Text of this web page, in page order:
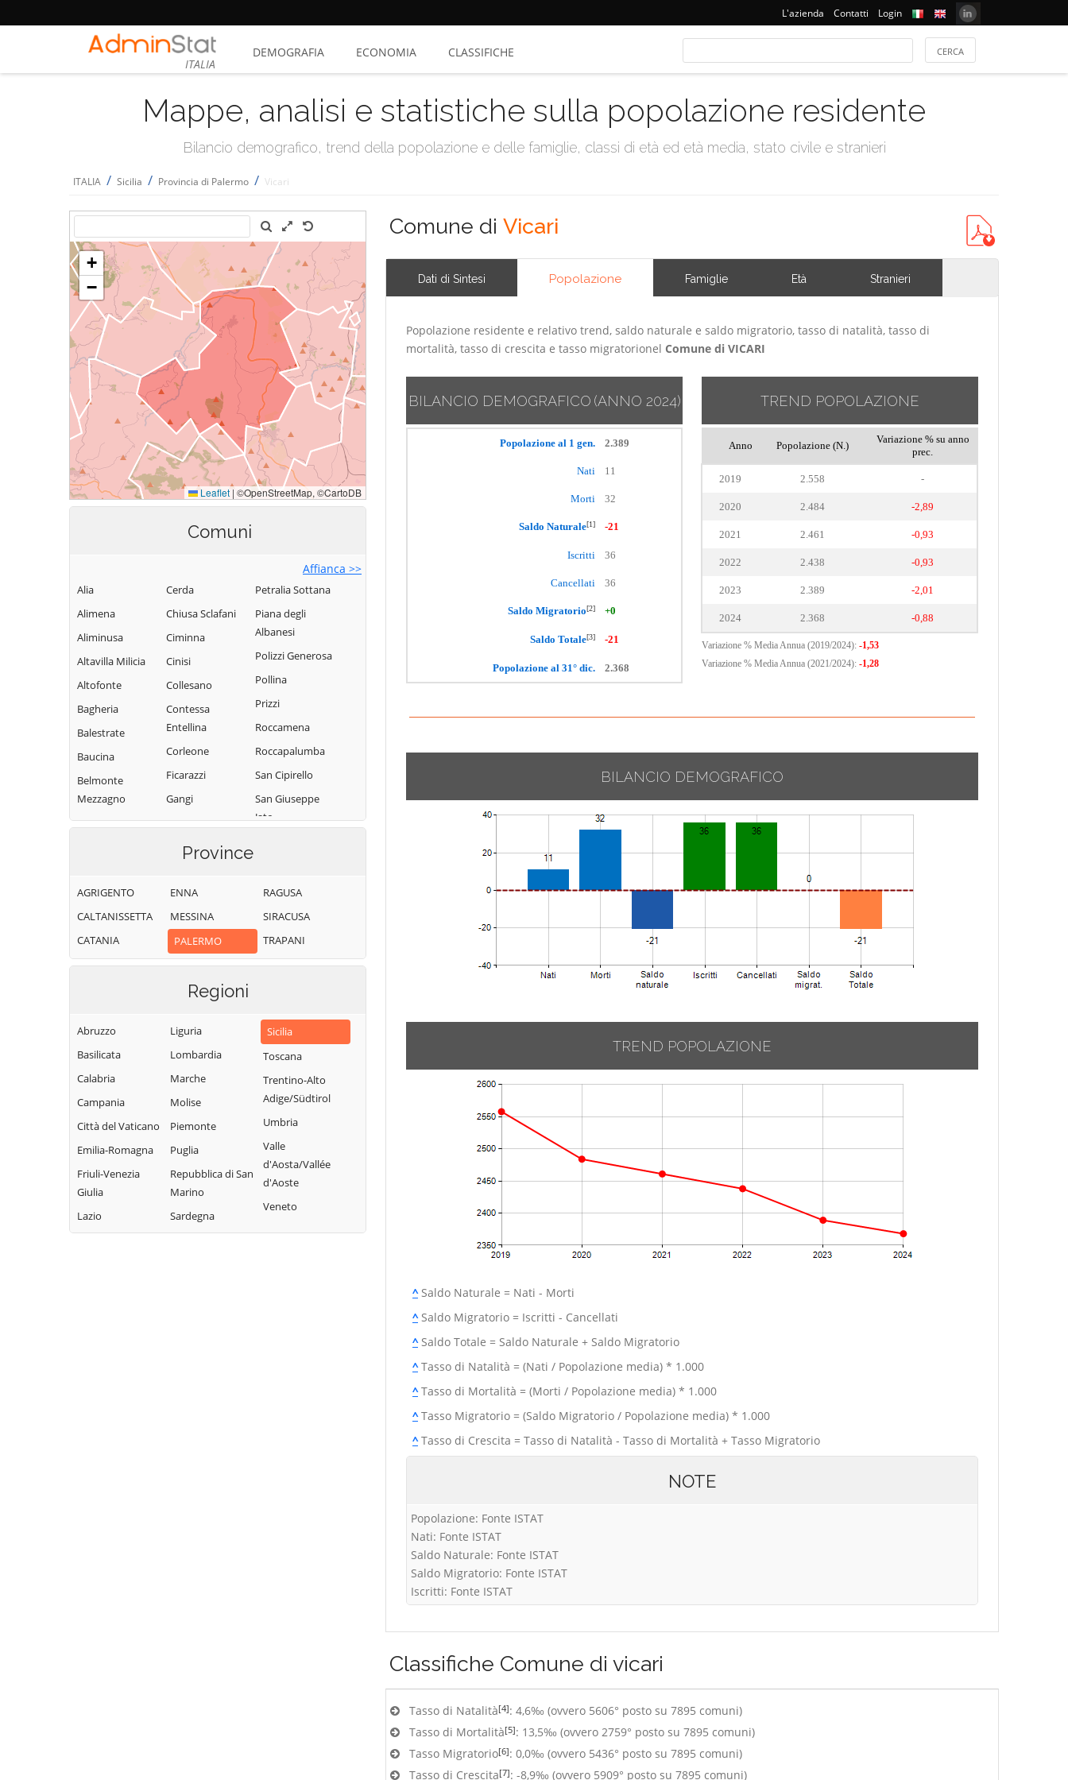
L'azienda Contatti Login
ITALIA
DEMOGRAFIA ECONOMIA CLASSIFICHE
Mappe, analisi e statistiche sulla popolazione residente
Bilancio demografico, trend della popolazione e delle famiglie, classi di età ed età media, stato civile e stranieri
ITALIA / Sicilia / Provincia di Palermo / Vicari
Comuni
Affianca >>
Alia
Alimena
Aliminusa
Altavilla Milicia
Altofonte
Bagheria
Balestrate
Baucina
Belmonte
Mezzagno
Bisacquino
Bompietro
Borgetto
Caccamo
Caltavuturo
Campofelice di
Roccella
Campofiorito
Camporeale
Capaci
Carini
Castelbuono
Casteldaccia
Castellana Sicula
Cerda
Chiusa Sclafani
Ciminna
Cinisi
Collesano
Contessa
Entellina
Corleone
Ficarazzi
Gangi
Geraci Siculo
Giardinello
Godrano
Gratteri
Isnello
Isola delle
Femmine
Lercara Friddi
Marineo
Mezzojuso
Misilmeri
Monreale
Montelepre
Montemaggiore
Belsito
Palazzo Adriano
Petralia Sottana
Piana degli
Albanesi
Polizzi Generosa
Pollina
Prizzi
Roccamena
Roccapalumba
San Cipirello
San Giuseppe
Jato
Gela
Santa Flavia
Sciara
Termini Imerese
Terrasini
Trabia
Trappeto
Ustica
Valledolmo
Ventimiglia di
Sicilia
Vicari
Province
AGRIGENTO
CALTANISSETTA
CATANIA
ENNA
MESSINA
PALERMO
RAGUSA
SIRACUSA
TRAPANI
Regioni
Abruzzo
Basilicata
Calabria
Campania
Città del Vaticano
Emilia-Romagna
Friuli-Venezia
Giulia
Lazio
Liguria
Lombardia
Marche
Molise
Piemonte
Puglia
Repubblica di San
Marino
Sardegna
Sicilia
Toscana
Trentino-Alto
Adige/Südtirol
Umbria
Valle
d'Aosta/Vallée
d'Aoste
Veneto
Comune di Vicari
Dati di Sintesi Popolazione Famiglie Età Stranieri
Popolazione residente e relativo trend, saldo naturale e saldo migratorio, tasso di natalità, tasso di
mortalità, tasso di crescita e tasso migratorionel Comune di VICARI
BILANCIO DEMOGRAFICO (ANNO 2024)
Popolazione al 1 gen. 2.389
Nati 11
Morti 32
Saldo Naturale[1] -21
Iscritti 36
Cancellati 36
Saldo Migratorio[2] +0
Saldo Totale[3] -21
Popolazione al 31° dic. 2.368
TREND POPOLAZIONE
Anno Popolazione (N.)
Variazione % su anno
prec.
2019 2.558 -
2020 2.484 -2,89
2021 2.461 -0,93
2022 2.438 -0,93
2023 2.389 -2,01
2024 2.368 -0,88
Variazione % Media Annua (2019/2024): -1,53
Variazione % Media Annua (2021/2024): -1,28
BILANCIO DEMOGRAFICO
TREND POPOLAZIONE
^Saldo Naturale = Nati - Morti
^Saldo Migratorio = Iscritti - Cancellati
^Saldo Totale = Saldo Naturale + Saldo Migratorio
^Tasso di Natalità = (Nati / Popolazione media) * 1.000
^Tasso di Mortalità = (Morti / Popolazione media) * 1.000
^Tasso Migratorio = (Saldo Migratorio / Popolazione media) * 1.000
^Tasso di Crescita = Tasso di Natalità - Tasso di Mortalità + Tasso Migratorio
NOTE
Popolazione: Fonte ISTAT
Nati: Fonte ISTAT
Saldo Naturale: Fonte ISTAT
Saldo Migratorio: Fonte ISTAT
Iscritti: Fonte ISTAT
Classifiche Comune di vicari
Tasso di Natalità[4]: 4,6‰ (ovvero 5606° posto su 7895 comuni)
Tasso di Mortalità[5]: 13,5‰ (ovvero 2759° posto su 7895 comuni)
Tasso Migratorio[6]: 0,0‰ (ovvero 5436° posto su 7895 comuni)
Tasso di Crescita[7]: -8,9‰ (ovvero 5909° posto su 7895 comuni)